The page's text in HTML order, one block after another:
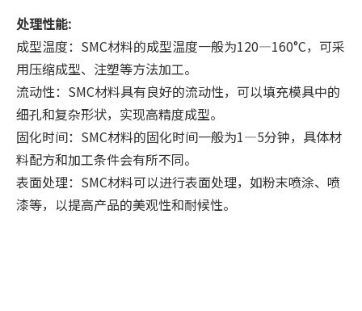
处理性能:
成型温度：SMC材料的成型温度一般为120—160°C，可采
用压缩成型、注塑等方法加工。
流动性：SMC材料具有良好的流动性，可以填充模具中的
细孔和复杂形状，实现高精度成型。
固化时间：SMC材料的固化时间一般为1—5分钟，具体材
料配方和加工条件会有所不同。
表面处理：SMC材料可以进行表面处理，如粉末喷涂、喷
漆等，以提高产品的美观性和耐候性。